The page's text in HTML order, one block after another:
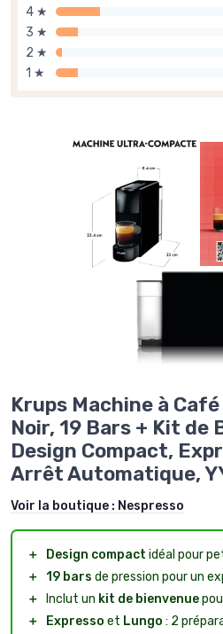
4 ★
3 ★
2 ★
1 ★
Krups Machine à
Noir, 19 Bars + Kit de
Design Compact,
Arrêt Automatique,
Voir la boutique : Nespresso
＋ Design compact idéal pour
＋ 19 bars de pression pour un
＋
Inclut un kit de bienvenue
＋
Expresso et Lungo : 2